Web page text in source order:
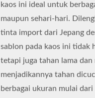
kaos ini ideal untuk
maupun sehari-hari.
tinta import dari Jepang
sablon pada kaos ini tidak
tetapi juga tahan lama dan
menjadikannya tahan
berbagai ukuran mulai